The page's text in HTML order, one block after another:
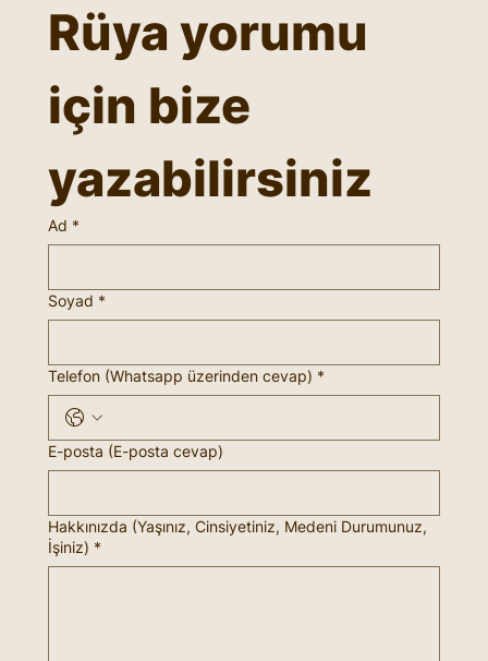
Rüya yorumu
için bize
yazabilirsiniz
Ad *
Soyad *
Telefon (Whatsapp üzerinden cevap) *
E-posta (E-posta cevap)
Hakkınızda (Yaşınız, Cinsiyetiniz, Medeni Durumunuz,
İşiniz) *